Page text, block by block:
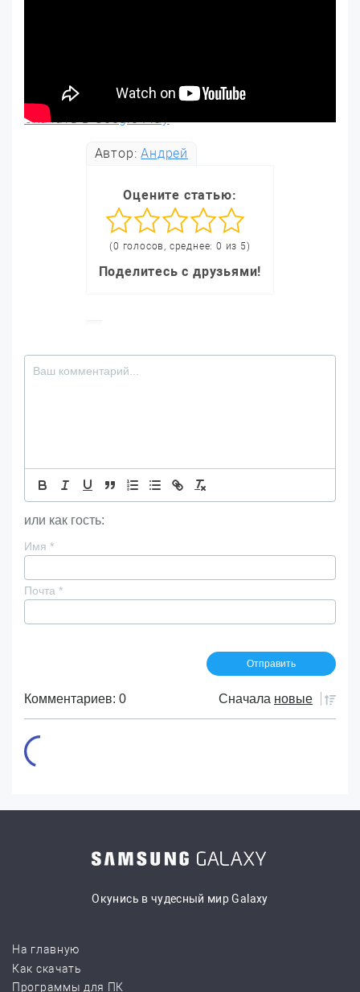
Скачать в Google Play
Автор:Андрей
Оцените статью:
(0 голосов, среднее: 0 из 5)
Поделитесь с друзьями!
или как гость:
Имя *
Почта *
Комментариев: 0 Сначала новые
Окунись в чудесный мир Galaxy
На главную
Как скачать
Программы для ПК